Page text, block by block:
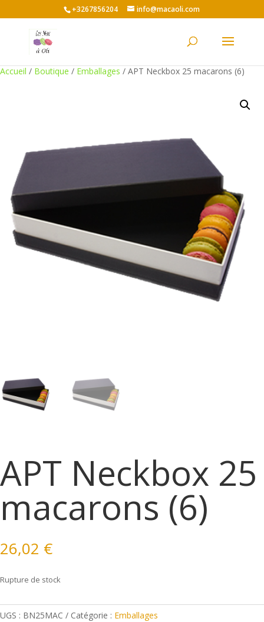
+3267856204 info@macaoli.com
Accueil / Boutique / Emballages / APT Neckbox 25 macarons (6)
APT Neckbox 25
macarons (6)
26,02 €
Rupture de stock
UGS : BN25MAC Catégorie : Emballages